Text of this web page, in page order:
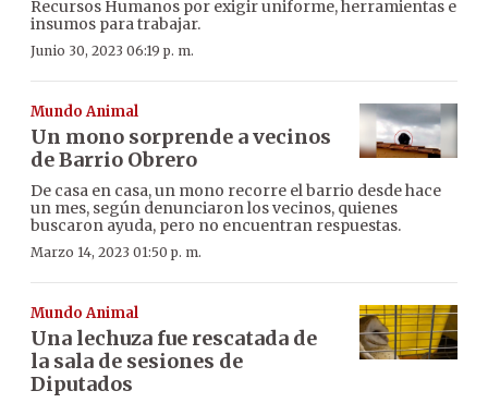
Recursos Humanos por exigir uniforme, herramientas e
insumos para trabajar.
Junio 30, 2023 06:19 p. m.
Mundo Animal
Un mono sorprende a vecinos
de Barrio Obrero
De casa en casa, un mono recorre el barrio desde hace
un mes, según denunciaron los vecinos, quienes
buscaron ayuda, pero no encuentran respuestas.
Marzo 14, 2023 01:50 p. m.
Mundo Animal
Una lechuza fue rescatada de
la sala de sesiones de
Diputados